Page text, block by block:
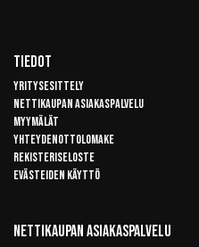
Tiedot
Yritysesittely
Nettikaupan asiakaspalvelu
Myymälät
Yhteydenottolomake
Rekisteriseloste
Evästeiden käyttö
Nettikaupan Asiakaspalvelu